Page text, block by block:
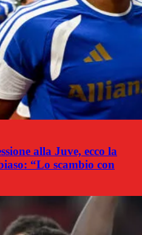
alla Juve, ecco la
“Lo scambio con